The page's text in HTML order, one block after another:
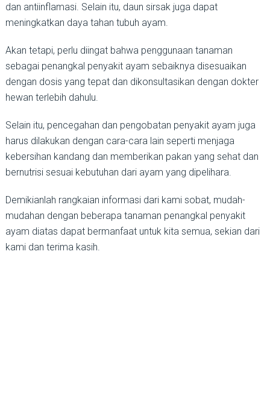
dan antiinflamasi. Selain itu, daun sirsak juga dapat
meningkatkan daya tahan tubuh ayam.
Akan tetapi, perlu diingat bahwa penggunaan tanaman
sebagai penangkal penyakit ayam sebaiknya disesuaikan
dengan dosis yang tepat dan dikonsultasikan dengan dokter
hewan terlebih dahulu.
Selain itu, pencegahan dan pengobatan penyakit ayam juga
harus dilakukan dengan cara-cara lain seperti menjaga
kebersihan kandang dan memberikan pakan yang sehat dan
bernutrisi sesuai kebutuhan dari ayam yang dipelihara.
Demikianlah rangkaian informasi dari kami sobat, mudah-
mudahan dengan beberapa tanaman penangkal penyakit
ayam diatas dapat bermanfaat untuk kita semua, sekian dari
kami dan terima kasih.